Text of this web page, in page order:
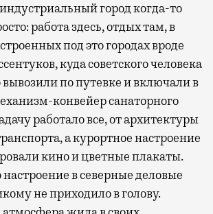
индустриальный город когда-то
работа здесь, отдых там, в
под это городах вроде
куда советского человека
по путевке и включали в
конвейер санаторного
работало все, от архитектуры
а курортное настроение
кино и цветные плакаты.
настроение в северные деловые
не приходило в голову.